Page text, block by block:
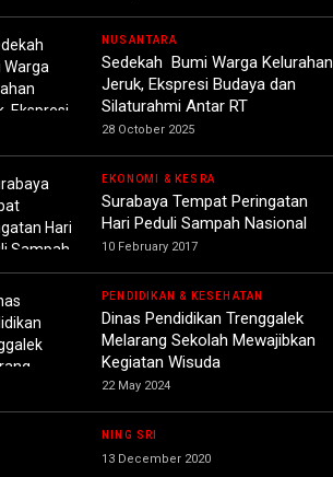
NUSANTARA
Sedekah Bumi Warga Kelurahan
Jeruk, Ekspresi Budaya dan
Silaturahmi Antar RT
28 October 2025
EKONOMI & KESRA
Surabaya Tempat Peringatan
Hari Peduli Sampah Nasional
10 February 2017
PENDIDIKAN & KESEHATAN
Dinas Pendidikan Trenggalek
Melarang Sekolah Mewajibkan
Kegiatan Wisuda
22 May 2024
NING SRI
13 December 2020